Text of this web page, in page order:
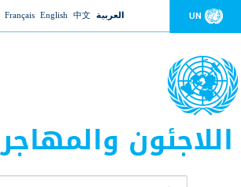
Jump to navigation UN العربية 中文
English
Français
اللاجئون